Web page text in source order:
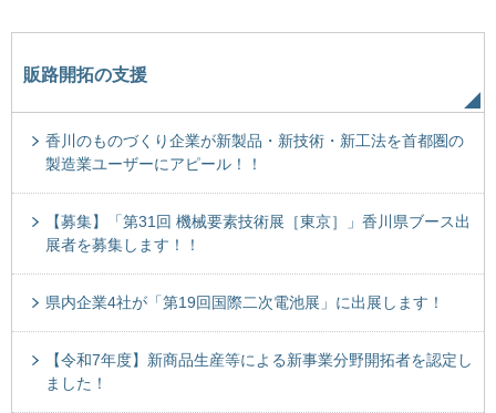
販路開拓の支援
香川のものづくり企業が新製品・新技術・新工法を首都圏の
製造業ユーザーにアピール！！
【募集】「第31回 機械要素技術展［東京］」香川県ブース出
展者を募集します！！
県内企業4社が「第19回国際二次電池展」に出展します！
【令和7年度】新商品生産等による新事業分野開拓者を認定し
ました！